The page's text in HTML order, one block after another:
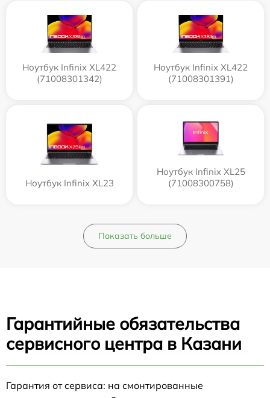
Ноутбук Infinix XL422
(71008301342)
Ноутбук Infinix XL422
(71008301391)
Ноутбук Infinix XL23
Ноутбук Infinix XL25
(71008300758)
Показать больше
Гарантийные обязательства
сервисного центра в Казани
Гарантия от сервиса: на смонтированные